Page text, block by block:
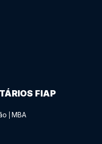
FIAP
MBA